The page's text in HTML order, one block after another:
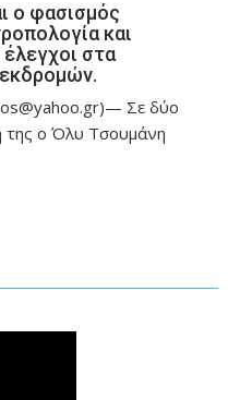
ο φασισμός
και
στα
Σε δύο
της ο Όλυ Τσουμάνη